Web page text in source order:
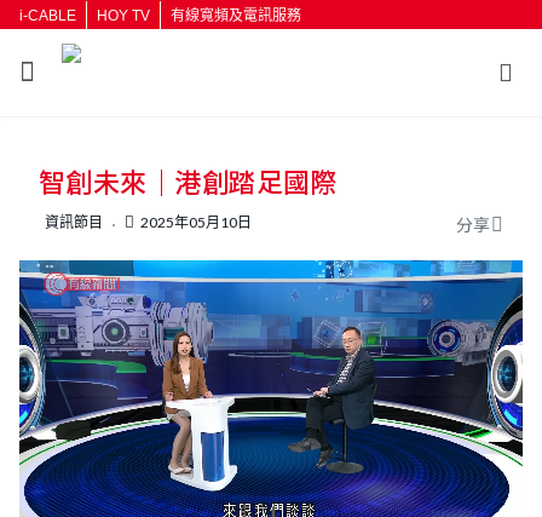
i-CABLE HOY TV 有線寬頻及電訊服務
按輸入鍵開始搜尋
智創未來｜港創踏足國際
資訊節目 2025年05月10日 分享